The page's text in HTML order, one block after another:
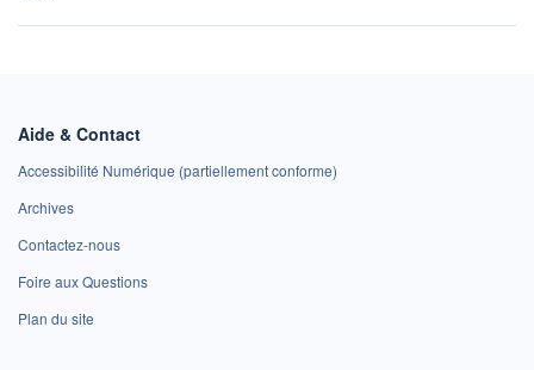
Aide & Contact
Accessibilité Numérique (partiellement conforme)
Archives
Contactez-nous
Foire aux Questions
Plan du site